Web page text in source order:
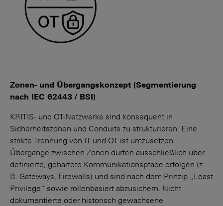
Zonen- und Übergangskonzept (Segmentierung
nach IEC 62443 / BSI)
KRITIS- und OT-Netzwerke sind konsequent in
Sicherheits­zonen und Conduits zu strukturieren. Eine
strikte Trennung von IT und OT ist umzusetzen.
Übergänge zwischen Zonen dürfen ausschließlich über
definierte, gehärtete Kommunikationspfade erfolgen (z.
B. Gateways, Firewalls) und sind nach dem Prinzip „Least
Privilege“ sowie rollenbasiert abzusichern. Nicht
dokumentierte oder historisch gewachsene